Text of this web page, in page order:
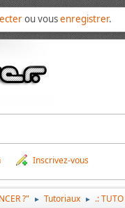
ou vousenregistrer.
Inscrivez-vous
?" ► Tutoriaux ► .: